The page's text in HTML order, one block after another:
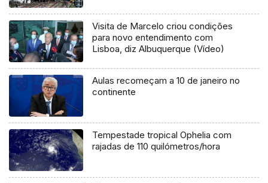
Visita de Marcelo criou condições
para novo entendimento com
Lisboa, diz Albuquerque (Vídeo)
Aulas recomeçam a 10 de janeiro no
continente
Tempestade tropical Ophelia com
rajadas de 110 quilómetros/hora